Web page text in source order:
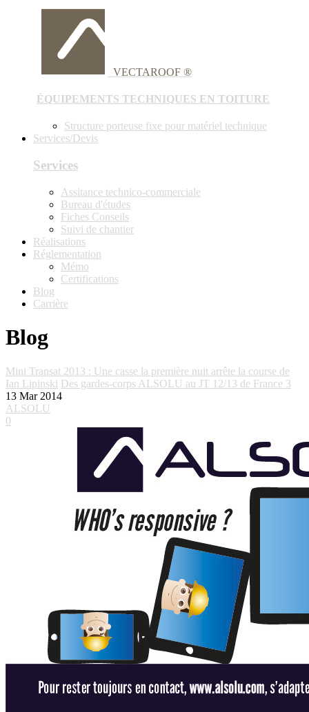
VECTAROOF ®
ÉQUIPEMENTS TECHNIQUES EN TOITURE
Structure porteuse fixe pour matériel technique
Services/Devis
Services
Assitance technico-commerciale
Bureau d'études
Fiches Conseils
Suivi de chantier
Réalisations
Réglementation
Mémo
Certifications
Blog
Carrière
Blog
Mini Transat 2013 : Une casse la première nuit arrête la course de
Ian Lipinski Des gardes-corps ALSOLU au JT 12/13 de France 3
13 Mar 2014
ALSOLU
0